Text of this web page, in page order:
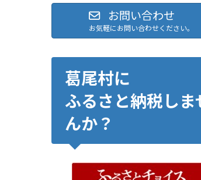
お問い合わせ
お気軽にお問い合わせください。
葛尾村に
ふるさと納税しま
んか？